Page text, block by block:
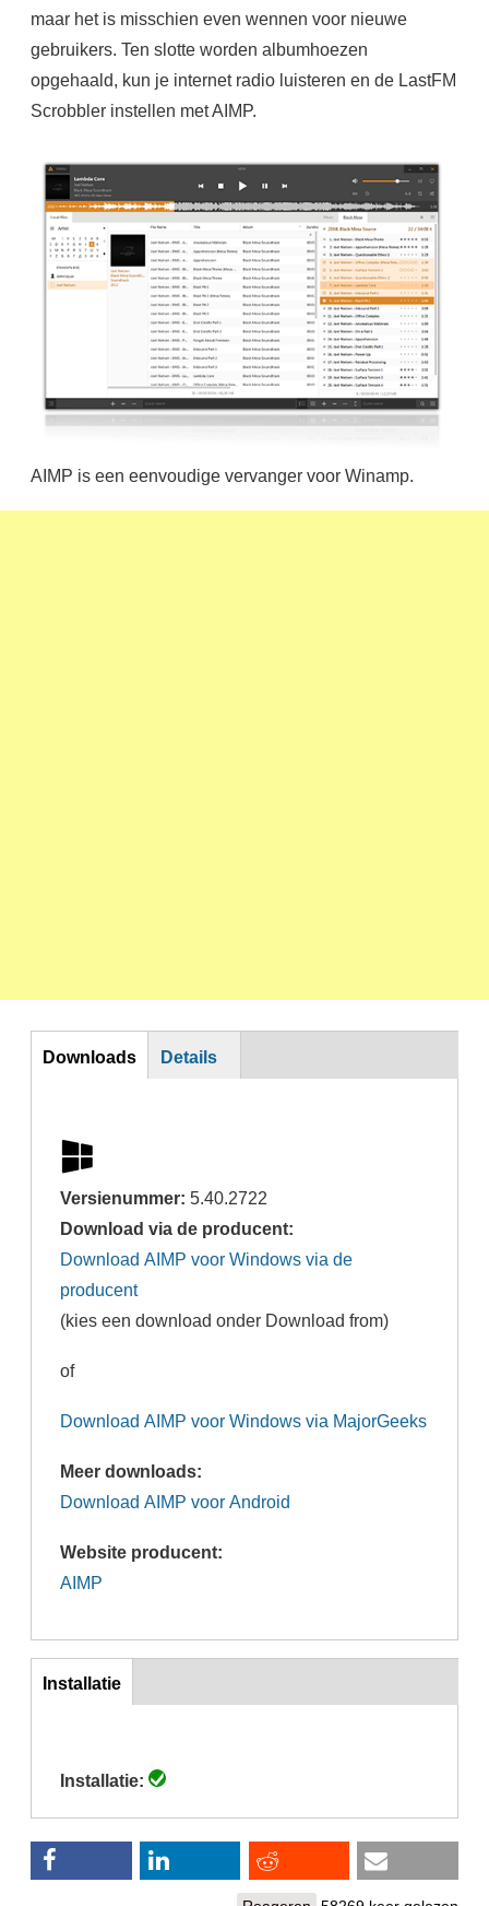
maar het is misschien even wennen voor nieuwe
gebruikers. Ten slotte worden albumhoezen
opgehaald, kun je internet radio luisteren en de LastFM
Scrobbler instellen met AIMP.
AIMP is een eenvoudige vervanger voor Winamp.
Horizontal Tabs
Downloads Details
Versienummer:5.40.2722
Download via de producent:
Download AIMP voor Windows via de
producent
(kies een download onder Download from)
of
Download AIMP voor Windows via MajorGeeks
Meer downloads:
Download AIMP voor Android
Website producent:
AIMP
inst
Installatie
Installatie: